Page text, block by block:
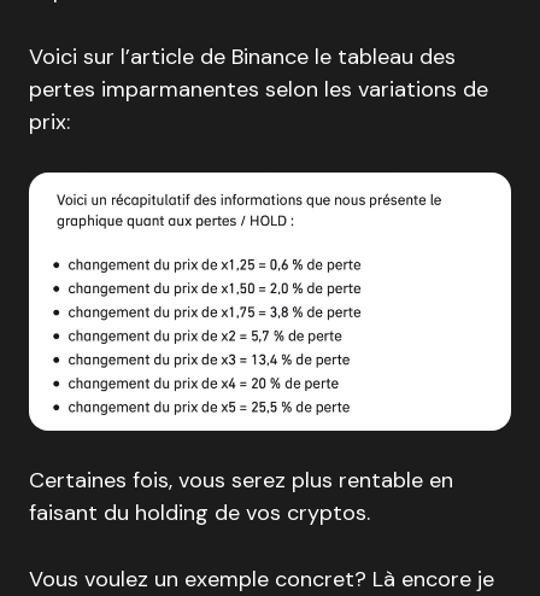
Voici sur l’article de Binance le tableau des
pertes imparmanentes selon les variations de
prix:
Certaines fois, vous serez plus rentable en
faisant du holding de vos cryptos.
Vous voulez un exemple concret? Là encore je